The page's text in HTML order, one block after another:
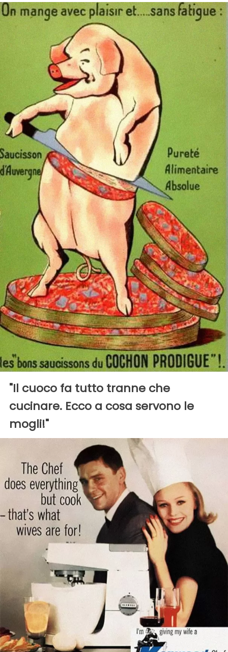
"Il cuoco fa tutto tranne che
cucinare. Ecco a cosa servono le
mogli!"